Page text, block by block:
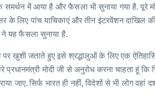
में आया है और फैसला भी सुनाया गया है. पूरे
के लिए पांच याचिकाएं और तीन इंटरवेंशन दाखिल
यह फैसला सुनाया है.
खुशी जताते हुए इसे श्रद्धालुओं के लिए एक
मोदी जी से अनुरोध करना चाहता हूं कि
जाए. सिर्फ भारत ही नहीं, विदेशों से भी लोग